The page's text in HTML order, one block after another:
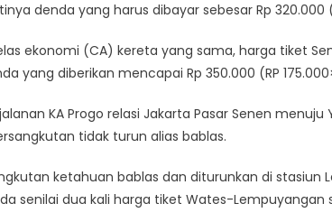
denda yang harus dibayar sebesar Rp 320.000
ekonomi (CA) kereta yang sama, harga tiket
yang diberikan mencapai Rp 350.000 (RP
KA Progo relasi Jakarta Pasar Senen
tidak turun alias bablas.
ketahuan bablas dan diturunkan di stasiun
senilai dua kali harga tiket Wates-Lempuyangan